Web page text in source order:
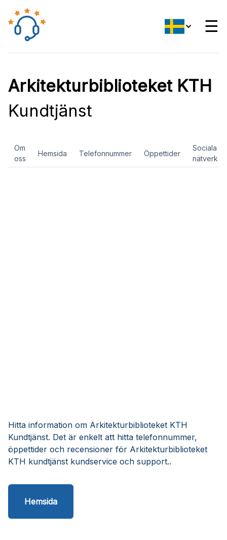
☰
Arkitekturbiblioteket KTH
Kundtjänst
Om
oss
Hemsida Telefonnummer Öppettider
Sociala
nätverk
Hitta information om Arkitekturbiblioteket KTH
Kundtjänst. Det är enkelt att hitta telefonnummer,
öppettider och recensioner för Arkitekturbiblioteket
KTH kundtjänst kundservice och support..
Hemsida